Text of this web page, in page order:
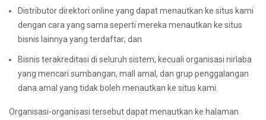
Distributor direktori online yang dapat menautkan ke situs kami
dengan cara yang sama seperti mereka menautkan ke situs
bisnis lainnya yang terdaftar; dan
Bisnis terakreditasi di seluruh sistem, kecuali organisasi nirlaba
yang mencari sumbangan, mall amal, dan grup penggalangan
dana amal yang tidak boleh menautkan ke situs kami.
Organisasi-organisasi tersebut dapat menautkan ke halaman